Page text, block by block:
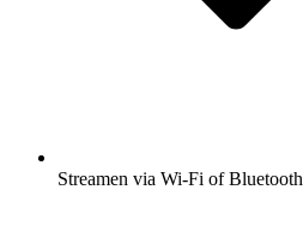
Streamen via Wi-Fi of Bluetooth